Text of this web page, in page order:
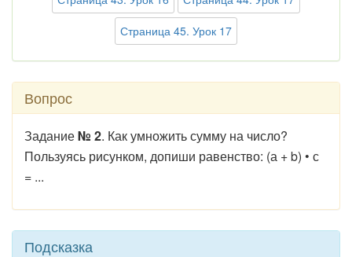
Страница 45. Урок 17
Вопрос
Задание№ 2. Как умножить сумму на число?
Пользуясь рисунком, допиши равенство: (а + b) • с
= ...
Подсказка